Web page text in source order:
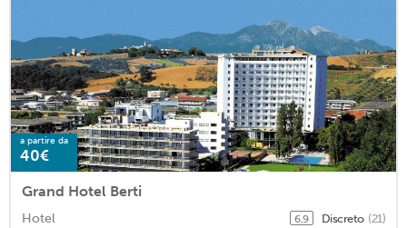
a partire da
40€
Grand Hotel Berti
Hotel 6,9 Discreto (21)